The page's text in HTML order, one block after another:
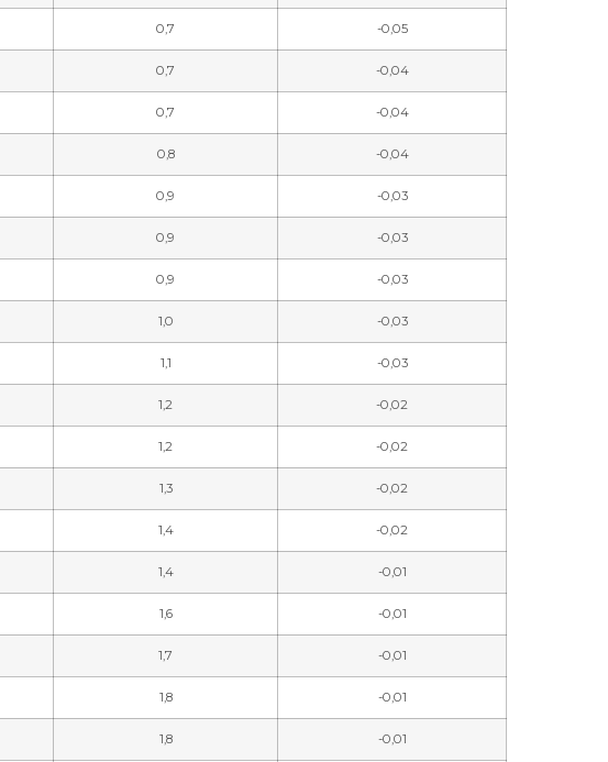
0,7 -0,05
0,7 -0,04
0,7 -0,04
0,8 -0,04
0,9 -0,03
0,9 -0,03
0,9 -0,03
1,0 -0,03
1,1 -0,03
1,2 -0,02
1,2 -0,02
1,3 -0,02
1,4 -0,02
1,4 -0,01
1,6 -0,01
1,7 -0,01
1,8 -0,01
1,8 -0,01